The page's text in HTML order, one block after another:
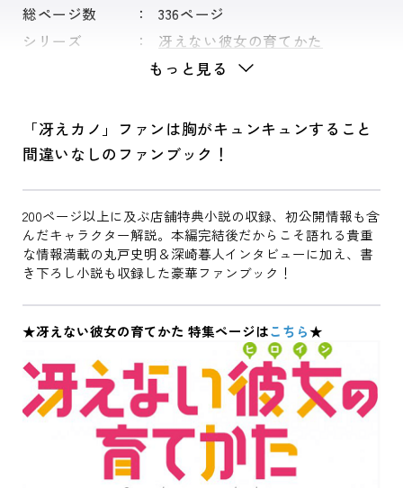
総ページ数
336ページ
シリーズ
冴えない彼女の育てかた
もっと見る
「冴えカノ」ファンは胸がキュンキュンすること
間違いなしのファンブック！
200ページ以上に及ぶ店舗特典小説の収録、初公開情報も含
んだキャラクター解説。本編完結後だからこそ語れる貴重
な情報満載の丸戸史明＆深崎暮人インタビューに加え、書
き下ろし小説も収録した豪華ファンブック！
★冴えない彼女の育てかた 特集ページはこちら★